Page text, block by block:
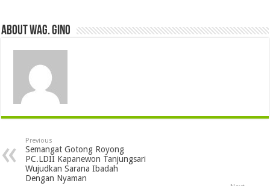
About wag. gino
Previous
Semangat Gotong Royong
PC.LDII Kapanewon Tanjungsari
Wujudkan Sarana Ibadah
Dengan Nyaman